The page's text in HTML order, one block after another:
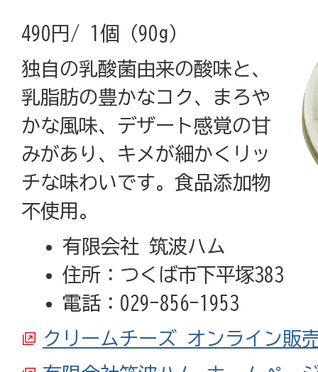
490円/ 1個（90g）
独自の乳酸菌由来の酸味と、
乳脂肪の豊かなコク、まろや
かな風味、デザート感覚の甘
みがあり、キメが細かくリッ
チな味わいです。食品添加物
不使用。
有限会社 筑波ハム
住所：つくば市下平塚383
電話：029-856-1953
クリームチーズ オンライン販